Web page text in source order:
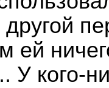
ей
У кого-